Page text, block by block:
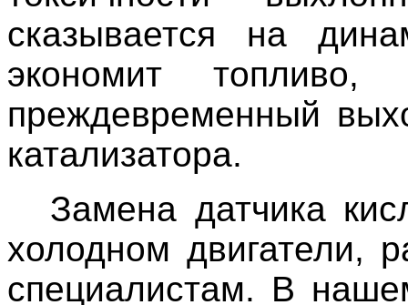
сказывается на
экономит
преждевременный
катализатора.
Замена датчика
холодном двигатели,
специалистам. В